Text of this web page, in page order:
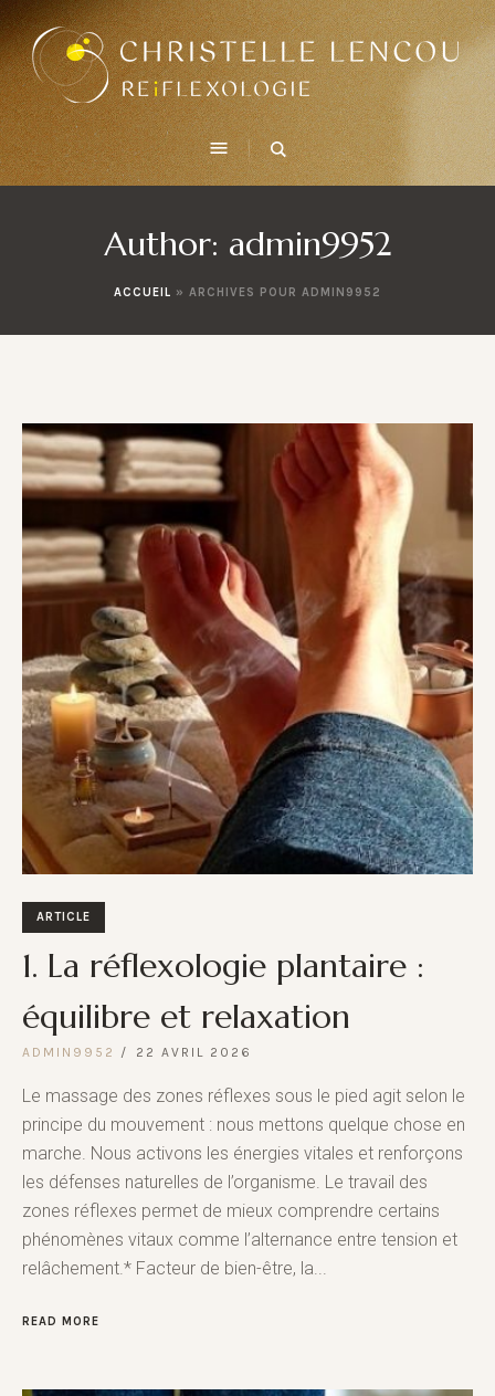
Author: admin9952
ACCUEIL » ARCHIVES POUR ADMIN9952
ARTICLE
1. La réflexologie plantaire :
équilibre et relaxation
ADMIN9952 22 AVRIL 2026
Le massage des zones réflexes sous le pied agit selon le
principe du mouvement : nous mettons quelque chose en
marche. Nous activons les énergies vitales et renforçons
les défenses naturelles de l’organisme. Le travail des
zones réflexes permet de mieux comprendre certains
phénomènes vitaux comme l’alternance entre tension et
relâchement.* Facteur de bien-être, la...
READ MORE